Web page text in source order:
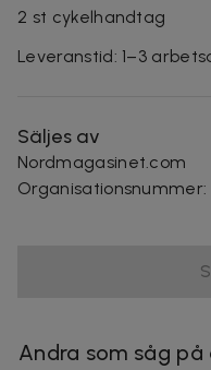
2 st cykelhandtag
Leveranstid: 1–3
Säljes av
Nordmagasinet.com
Organisationsnummer:
Andra som såg